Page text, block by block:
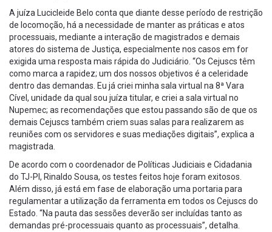
A juíza Lucicleide Belo conta que diante desse período de restrição
de locomoção, há a necessidade de manter as práticas e atos
processuais, mediante a interação de magistrados e demais
atores do sistema de Justiça, especialmente nos casos em for
exigida uma resposta mais rápida do Judiciário. “Os Cejuscs têm
como marca a rapidez; um dos nossos objetivos é a celeridade
dentro das demandas. Eu já criei minha sala virtual na 8ª Vara
Cível, unidade da qual sou juíza titular, e criei a sala virtual no
Nupemec; as recomendações que estou passando são de que os
demais Cejuscs também criem suas salas para realizarem as
reuniões com os servidores e suas mediações digitais”, explica a
magistrada.
De acordo com o coordenador de Políticas Judiciais e Cidadania
do TJ-PI, Rinaldo Sousa, os testes feitos hoje foram exitosos.
Além disso, já está em fase de elaboração uma portaria para
regulamentar a utilização da ferramenta em todos os Cejuscs do
Estado. “Na pauta das sessões deverão ser incluídas tanto as
demandas pré-processuais quanto as processuais”, detalha.